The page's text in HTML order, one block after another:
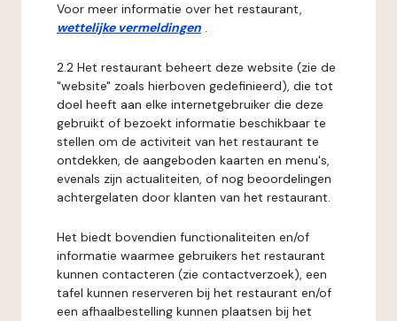
Voor meer informatie over het restaurant,
wettelijke vermeldingen .
2.2 Het restaurant beheert deze website (zie de
"website" zoals hierboven gedefinieerd), die tot
doel heeft aan elke internetgebruiker die deze
gebruikt of bezoekt informatie beschikbaar te
stellen om de activiteit van het restaurant te
ontdekken, de aangeboden kaarten en menu's,
evenals zijn actualiteiten, of nog beoordelingen
achtergelaten door klanten van het restaurant.
Het biedt bovendien functionaliteiten en/of
informatie waarmee gebruikers het restaurant
kunnen contacteren (zie contactverzoek), een
tafel kunnen reserveren bij het restaurant en/of
een afhaalbestelling kunnen plaatsen bij het